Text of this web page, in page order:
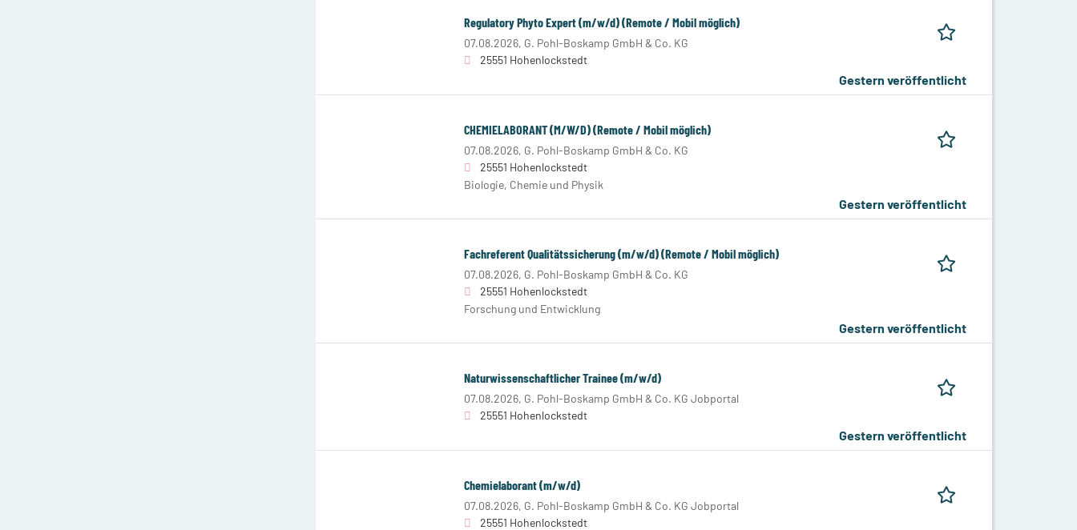
Regulatory Phyto Expert (m/w/d) (Remote / Mobil möglich)
07.08.2026, G. Pohl-Boskamp GmbH & Co. KG
25551 Hohenlockstedt
Gestern veröffentlicht
CHEMIELABORANT (M/W/D) (Remote / Mobil möglich)
07.08.2026, G. Pohl-Boskamp GmbH & Co. KG
25551 Hohenlockstedt
Biologie, Chemie und Physik
Gestern veröffentlicht
Fachreferent Qualitätssicherung (m/w/d) (Remote / Mobil möglich)
07.08.2026, G. Pohl-Boskamp GmbH & Co. KG
25551 Hohenlockstedt
Forschung und Entwicklung
Gestern veröffentlicht
Naturwissenschaftlicher Trainee (m/w/d)
07.08.2026, G. Pohl-Boskamp GmbH & Co. KG Jobportal
25551 Hohenlockstedt
Gestern veröffentlicht
Chemielaborant (m/w/d)
07.08.2026, G. Pohl-Boskamp GmbH & Co. KG Jobportal
25551 Hohenlockstedt